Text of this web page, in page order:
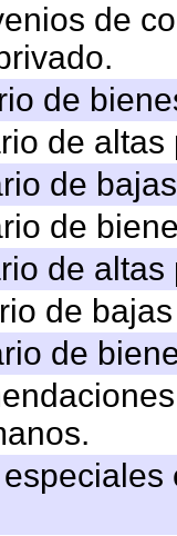
de
de
de
de
de
de
de
de